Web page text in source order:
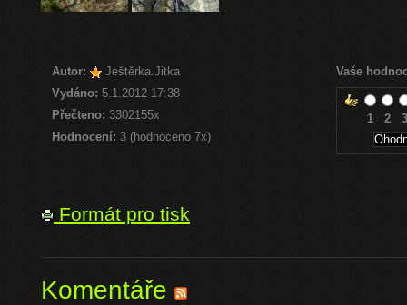
Autor:
Ještěrka.Jitka
Vydáno: 5.1.2012 17:38
Přečteno: 3302155x
Hodnocení: 3 (hodnoceno 7x)
Vaše
1 2 3
Formát pro tisk
Komentáře